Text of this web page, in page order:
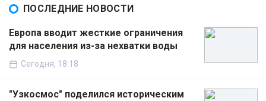
ПОСЛЕДНИЕ НОВОСТИ
Европа вводит жесткие ограничения
для населения из-за нехватки воды
Сегодня, 18:18
"Узкосмос" поделился историческим